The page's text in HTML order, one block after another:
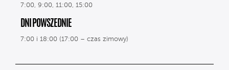
7:00, 9:00, 11:00, 15:00
DNI POWSZEDNIE
7:00 i 18:00 (17:00 – czas zimowy)